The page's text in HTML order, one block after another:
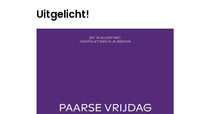
Uitgelicht!